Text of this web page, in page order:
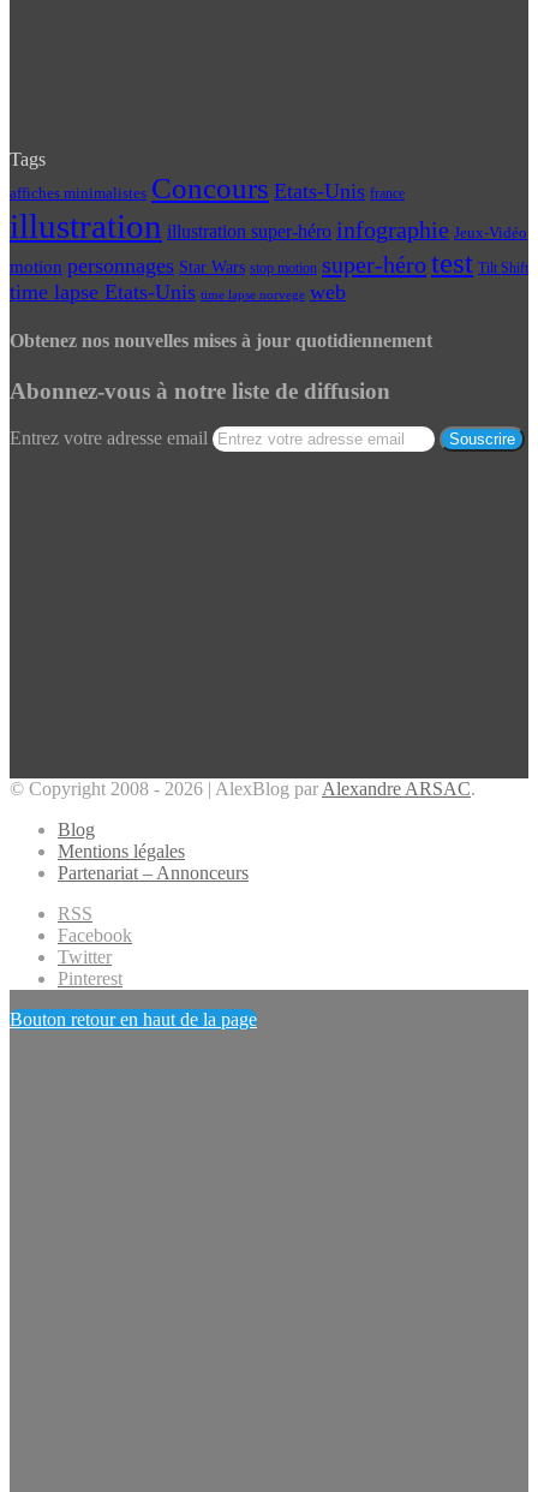
Tags
affiches minimalistes Concours Etats-Unis france
illustration illustration super-héro infographie Jeux-Vidéo
motion personnages Star Wars stop motion super-hérotest Tilt Shift
time lapse Etats-Unis time lapse norvege web
Obtenez nos nouvelles mises à jour quotidiennement
Abonnez-vous à notre liste de diffusion
Entrez votre adresse email
© Copyright 2008 - 2026 | AlexBlog par Alexandre ARSAC.
Blog
Mentions légales
Partenariat – Annonceurs
RSS
Facebook
Twitter
Pinterest
Bouton retour en haut de la page